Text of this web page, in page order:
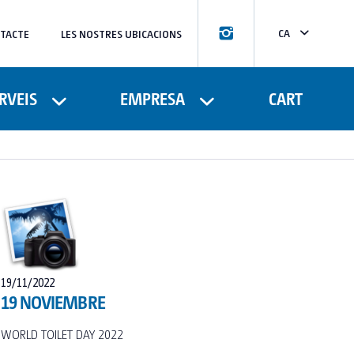
LES NOSTRES UBICACIONS
CA
FR
EMPRESA CART
19/11/2022
19 NOVIEMBRE
WORLD TOILET DAY 2022